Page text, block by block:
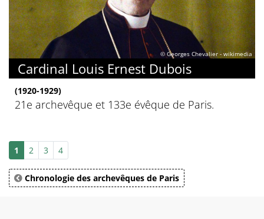
© Georges Chevalier - wikimedia
Cardinal Louis Ernest Dubois
(1920-1929)
21e archevêque et 133e évêque de Paris.
1 2 3 4
Chronologie des archevêques de Paris